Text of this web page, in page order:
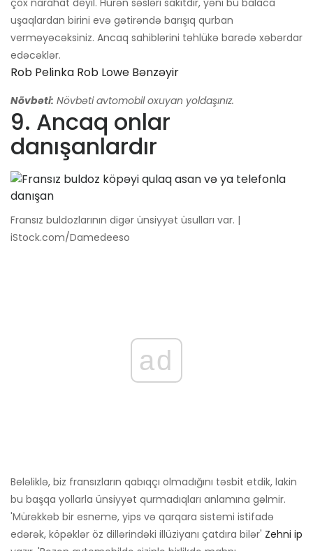
çox narahat deyil. Hürən səsləri sakitdir, yəni bu balaca
uşaqlardan birini evə gətirəndə barışıq qurban
verməyəcəksiniz. Ancaq sahiblərini təhlükə barədə xəbərdar
edəcəklər.
Rob Pelinka Rob Lowe Bənzəyir
Növbəti: Növbəti avtomobil oxuyan yoldaşınız.
9. Ancaq onlar
danışanlardır
Fransız buldozlarının digər ünsiyyət üsulları var. |
iStock.com/Damedeeso
ad
Beləliklə, biz fransızların qabıqçı olmadığını təsbit etdik, lakin
bu başqa yollarla ünsiyyət qurmadıqları anlamına gəlmir.
'Mürəkkəb bir esneme, yips və qarqara sistemi istifadə
edərək, köpəklər öz dillərindəki illüziyanı çatdıra bilər' Zehni ip